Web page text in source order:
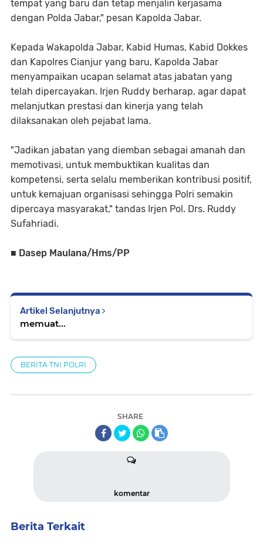
tempat yang baru dan tetap menjalin kerjasama
dengan Polda Jabar," pesan Kapolda Jabar.
Kepada Wakapolda Jabar, Kabid Humas, Kabid Dokkes
dan Kapolres Cianjur yang baru, Kapolda Jabar
menyampaikan ucapan selamat atas jabatan yang
telah dipercayakan. Irjen Ruddy berharap, agar dapat
melanjutkan prestasi dan kinerja yang telah
dilaksanakan oleh pejabat lama.
"Jadikan jabatan yang diemban sebagai amanah dan
memotivasi, untuk membuktikan kualitas dan
kompetensi, serta selalu memberikan kontribusi positif,
untuk kemajuan organisasi sehingga Polri semakin
dipercaya masyarakat," tandas Irjen Pol. Drs. Ruddy
Sufahriadi.
■ Dasep Maulana/Hms/PP
Artikel Selanjutnya
memuat...
BERITA TNI POLRI
SHARE
komentar
Berita Terkait